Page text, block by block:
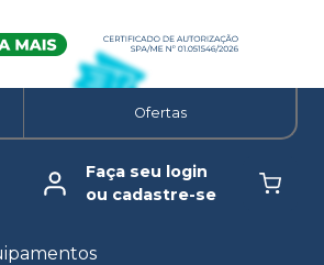
Ofertas
Faça seu login
ou cadastre-se